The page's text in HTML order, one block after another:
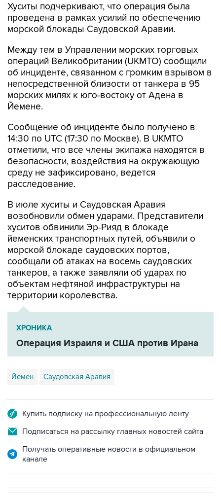
Хуситы подчеркивают, что операция была
проведена в рамках усилий по обеспечению
морской блокады Саудовской Аравии.
Между тем в Управлении морских торговых
операций Великобритании (UKMTO) сообщили
об инциденте, связанном с громким взрывом в
непосредственной близости от танкера в 95
морских милях к юго-востоку от Адена в
Йемене.
Сообщение об инциденте было получено в
14:30 по UTC (17:30 по Москве). В UKMTO
отметили, что все члены экипажа находятся в
безопасности, воздействия на окружающую
среду не зафиксировано, ведется
расследование.
В июле хуситы и Саудовская Аравия
возобновили обмен ударами. Представители
хуситов обвинили Эр-Рияд в блокаде
йеменских транспортных путей, объявили о
морской блокаде саудовских портов,
сообщали об атаках на восемь саудовских
танкеров, а также заявляли об ударах по
объектам нефтяной инфраструктуры на
территории королевства.
ХРОНИКА
Операция Израиля и США против Ирана
Йемен Саудовская Аравия
Купить подписку на профессиональную ленту
Подписаться на рассылку главных новостей сайта
Получать оперативные новости в официальном
канале